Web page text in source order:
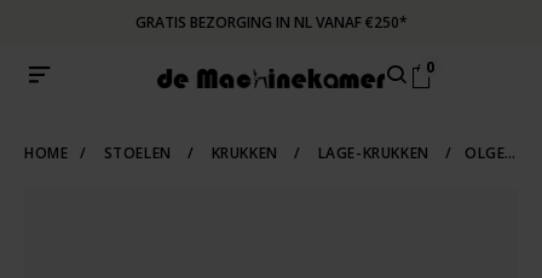
GRATIS BEZORGING IN NL VANAF €250*
0
HOME / STOELEN / KRUKKEN / LAGE-KRUKKEN / OLGER KRUK